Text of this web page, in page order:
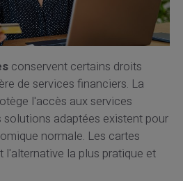
conservent certains droits
de services financiers. La
l'accès aux services
solutions adaptées existent pour
normale. Les cartes
l'alternative la plus pratique et